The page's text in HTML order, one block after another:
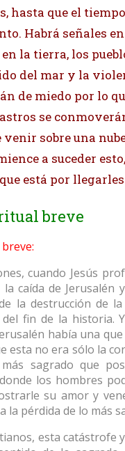
hasta que el
Habrá señales
la tierra, los
del mar y la
de miedo por lo
se
venir sobre una
a suceder
está por
breve
cuando Jesús
caída de Jerusalén
la destrucción de
del fin de la historia.
había una
esta no era sólo la
sagrado que
los hombres
su amor y
la pérdida de lo más
esta catástrofe